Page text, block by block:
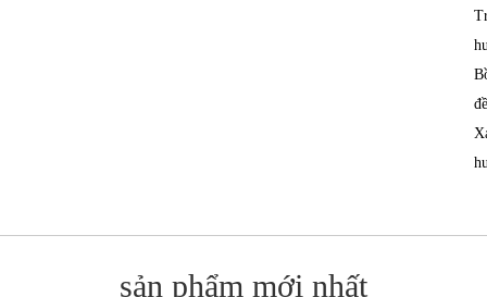
sản phẩm mới nhất